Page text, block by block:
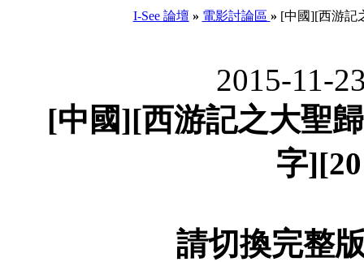
I-See 論壇 » 電影討論區 » [中國][西游記
2015-11-
[中國][西游記之大聖
字
請切換完整